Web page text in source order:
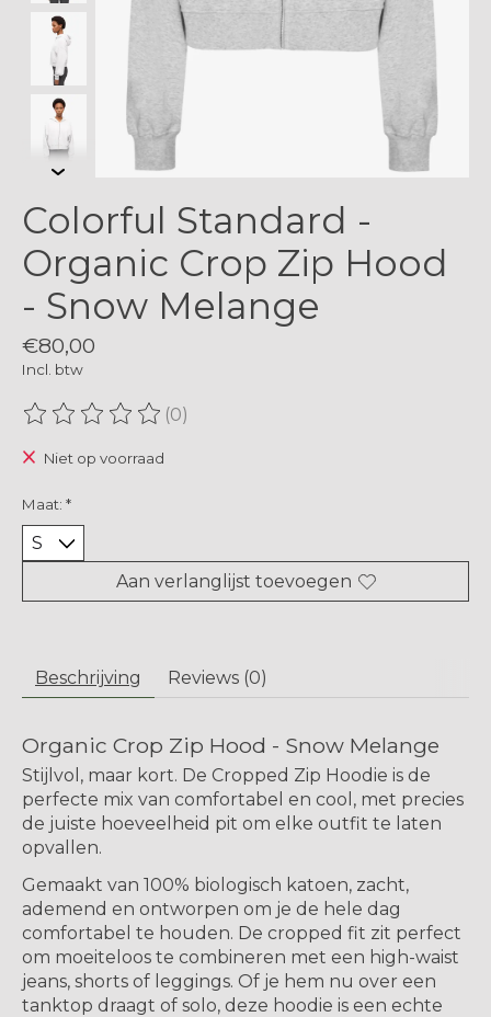
Colorful Standard -
Organic Crop Zip Hood
- Snow Melange
€80,00
Incl. btw
De beoordeling van dit product is
(0)
Niet op voorraad
Maat: *
Aan verlanglijst toevoegen
Beschrijving Reviews (0)
Organic Crop Zip Hood - Snow Melange
Stijlvol, maar kort. De Cropped Zip Hoodie is de
perfecte mix van comfortabel en cool, met precies
de juiste hoeveelheid pit om elke outfit te laten
opvallen.
Gemaakt van 100% biologisch katoen, zacht,
ademend en ontworpen om je de hele dag
comfortabel te houden. De cropped fit zit perfect
om moeiteloos te combineren met een high-waist
jeans, shorts of leggings. Of je hem nu over een
tanktop draagt ​​of solo, deze hoodie is een echte